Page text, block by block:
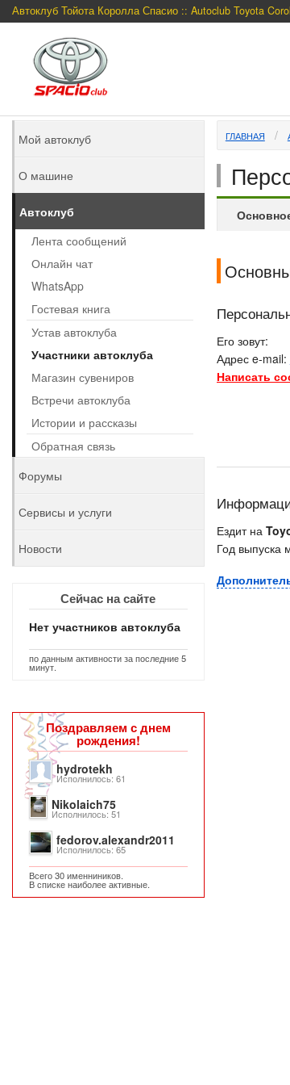
Автоклуб Тойота Королла Спасио :: Autoclub Toyota
ГЛАВНАЯ
Его зовут:
Адрес e-mail:
Написать
Ездит на
Год выпуска
Мой автоклуб
О машине
Автоклуб
Лента сообщений
Онлайн чат
WhatsApp
Гостевая книга
Устав автоклуба
Участники автоклуба
Магазин сувениров
Встречи автоклуба
Истории и рассказы
Обратная связь
Форумы
Сервисы и услуги
Новости
Сейчас на сайте
Нет участников автоклуба
по данным активности за последние 5
минут.
Поздравляем с днем
рождения!
hydrotekh
Исполнилось: 61
Nikolaich75
Исполнилось: 51
fedorov.alexandr2011
Исполнилось: 65
Всего 30 именниников.
В списке наиболее активные.